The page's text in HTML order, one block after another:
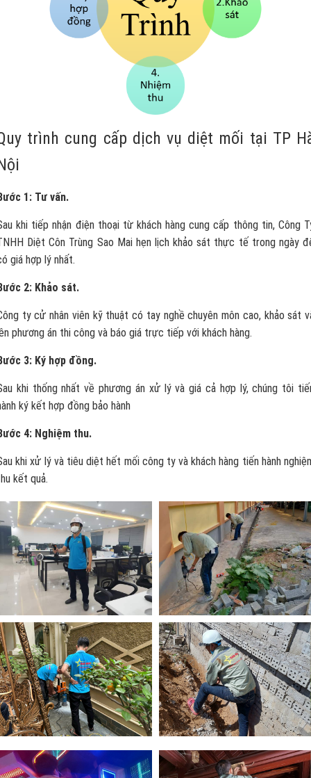
trình cung cấp dịch vụ diệt mối tại TP
1: Tư vấn.
khi tiếp nhận điện thoại từ khách hàng cung cấp thông tin, Công
Diệt Côn Trùng Sao Mai hẹn lịch khảo sát thực tế trong ngày
giá hợp lý nhất.
2: Khảo sát.
ty cử nhân viên kỹ thuật có tay nghề chuyên môn cao, khảo sát
phương án thi công và báo giá trực tiếp với khách hàng.
3: Ký hợp đồng.
khi thống nhất về phương án xử lý và giá cả hợp lý, chúng tôi
ký kết hợp đồng bảo hành
4: Nghiệm thu.
khi xử lý và tiêu diệt hết mối công ty và khách hàng tiến hành
kết quả.